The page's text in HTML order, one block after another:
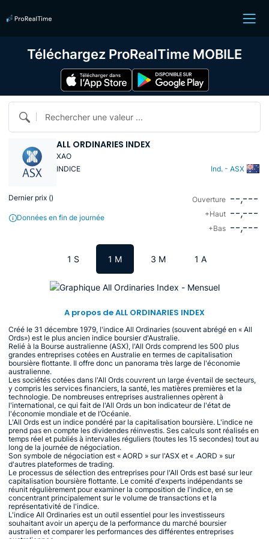
Rechercher une valeur ...
ALL ORDINARIES INDEX
XAO
INDICE
Ind. - ASX
Dernier prix ()
Données en fin de journée
Ouverture --,---
+Haut --,---
+Bas --,---
1 S 1 M 3 M 1 A
A propos de ALL ORDINARIES INDEX
Créé le 31 décembre 1979, l'indice All Ordinaries (souvent abrégé en « All
Ords») est le plus ancien indice boursier d'Australie.
Relié à la Bourse australienne (ASX), l'All Ords comprend les 500 plus
grandes entreprises cotées en Australie en termes de capitalisation
boursière flottante. Il offre donc un panorama très large de l'économie
australienne.
Les sociétés cotées dans l'All Ords couvrent un large éventail de secteurs,
y compris les services financiers, la santé, les matières premières et la
technologie. De nombreuses entreprises australiennes opèrent à
l'international, ce qui fait de l'All Ords un bon indicateur de l'état de
l'économie mondiale et de l’Océanie.
L'All Ords est un indice pondéré par la capitalisation boursière. L'indice ne
prend pas en compte les dividendes réinvestis. Ses calculs sont réalisés en
temps réel et publiés à intervalles réguliers (toutes les 15 secondes) tout au
long de la journée de négociation.
Son symbole de négociation est « AORD » sur l'ASX et « .AORD » sur
d'autres plateformes de trading.
Le processus de sélection des entreprises pour l'All Ords est basé sur leur
capitalisation boursière flottante. Le comité d'experts indépendants se
réunit régulièrement pour examiner la composition de l'indice, en se
concentrant principalement sur le volume de transactions et la
représentativité de l'indice.
L'indice All Ordinaries est un outil essentiel pour les investisseurs
souhaitant avoir un aperçu de la performance du marché boursier
australien et comparer les performances des différentes entreprises
Téléchargez ProRealTime MOBILE